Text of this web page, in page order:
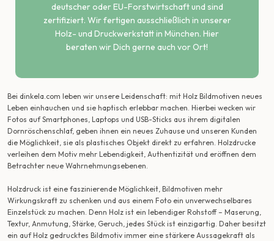
deutscher oder EU-Forstwirtschaft und sind
zertifiziert. Wir fertigen ausschließlich in unserer
Holz- und Druckwerkstatt in München. Hier
beraten wir Dich gerne auch vor Ort!
Bei dinkela.com leben wir unsere Leidenschaft: mit Holz Bildmotiven neues
Leben einhauchen und sie haptisch erlebbar machen. Hierbei wecken wir
Fotos auf Smartphones, Laptops und USB-Sticks aus ihrem digitalen
Dornröschenschlaf, geben ihnen ein neues Zuhause und unseren Kunden
die Möglichkeit, sie als plastisches Objekt direkt zu erfahren. Holzdrucke
verleihen dem Motiv mehr Lebendigkeit, Authentizität und eröffnen dem
Betrachter neue Wahrnehmungsebenen.
Holzdruck ist eine faszinierende Möglichkeit, Bildmotiven mehr
Wirkungskraft zu schenken und aus einem Foto ein unverwechselbares
Einzelstück zu machen. Denn Holz ist ein lebendiger Rohstoff – Maserung,
Textur, Anmutung, Stärke, Geruch, jedes Stück ist einzigartig. Daher besitzt
ein auf Holz gedrucktes Bildmotiv immer eine stärkere Aussagekraft als